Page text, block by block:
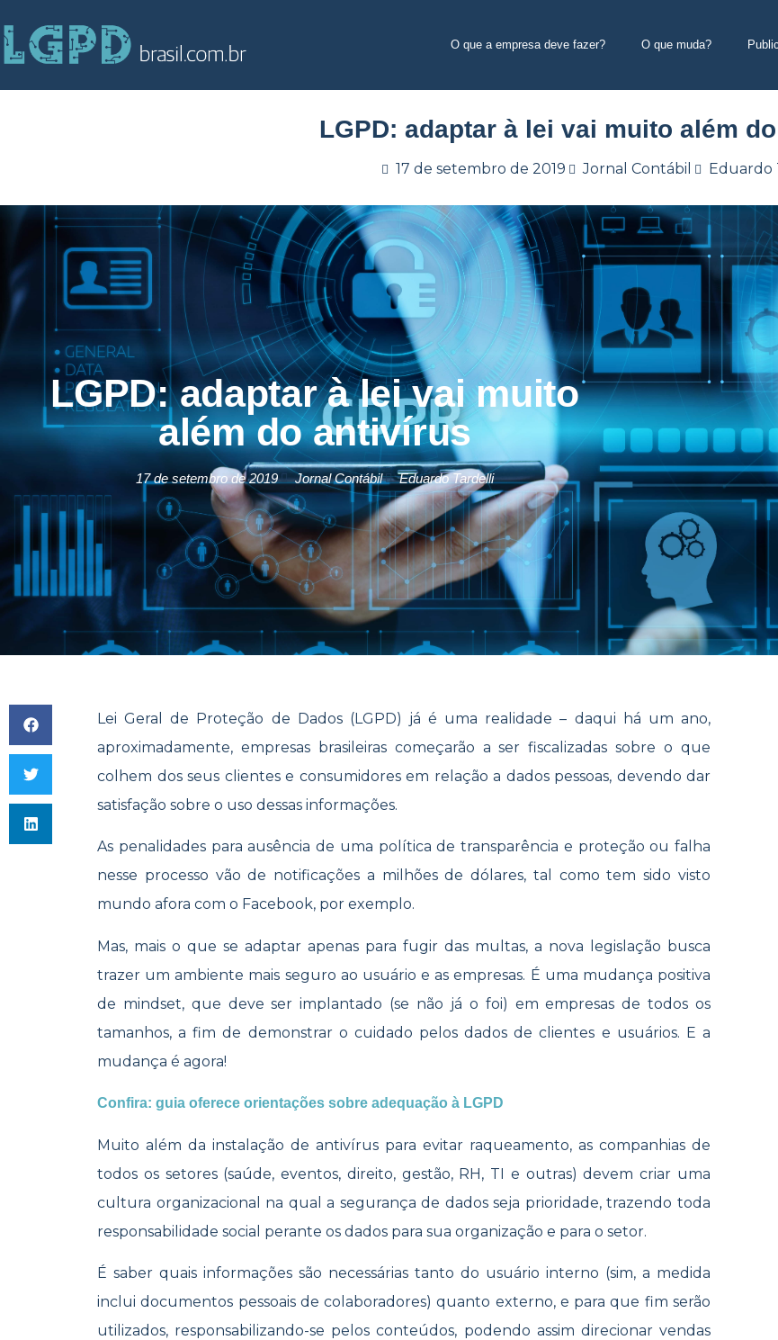
O que a empresa deve fazer? O que muda?
LGPD: adaptar à lei vai muito além
17 de setembro de 2019 Jornal Contábil Eduardo
LGPD: adaptar à lei vai muito
além do antivírus
17 de setembro de 2019 Jornal Contábil Eduardo Tardelli
Lei Geral de Proteção de Dados (LGPD) já é uma realidade – daqui há um ano,
aproximadamente, empresas brasileiras começarão a ser fiscalizadas sobre o que
colhem dos seus clientes e consumidores em relação a dados pessoas, devendo dar
satisfação sobre o uso dessas informações.
As penalidades para ausência de uma política de transparência e proteção ou falha
nesse processo vão de notificações a milhões de dólares, tal como tem sido visto
mundo afora com o Facebook, por exemplo.
Mas, mais o que se adaptar apenas para fugir das multas, a nova legislação busca
trazer um ambiente mais seguro ao usuário e as empresas. É uma mudança positiva
de mindset, que deve ser implantado (se não já o foi) em empresas de todos os
tamanhos, a fim de demonstrar o cuidado pelos dados de clientes e usuários. E a
mudança é agora!
Confira: guia oferece orientações sobre adequação à LGPD
Muito além da instalação de antivírus para evitar raqueamento, as companhias de
todos os setores (saúde, eventos, direito, gestão, RH, TI e outras) devem criar uma
cultura organizacional na qual a segurança de dados seja prioridade, trazendo toda
responsabilidade social perante os dados para sua organização e para o setor.
É saber quais informações são necessárias tanto do usuário interno (sim, a medida
inclui documentos pessoais de colaboradores) quanto externo, e para que fim serão
utilizados, responsabilizando-se pelos conteúdos, podendo assim direcionar vendas